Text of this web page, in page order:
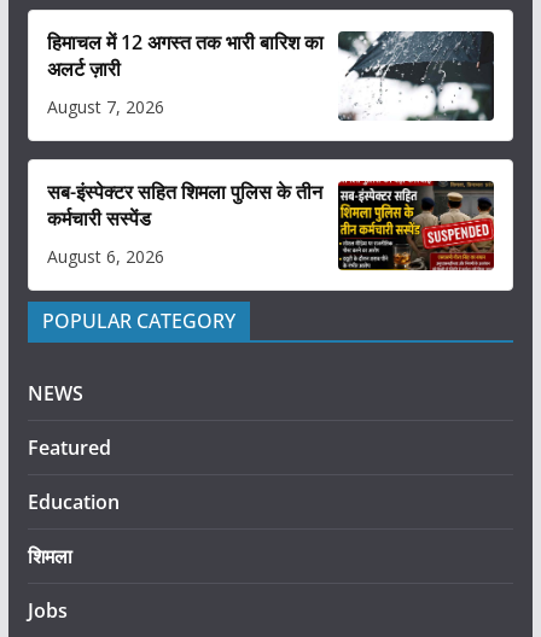
हिमाचल में 12 अगस्त तक भारी बारिश का
अलर्ट ज़ारी
August 7, 2026
सब-इंस्पेक्टर सहित शिमला पुलिस के तीन
कर्मचारी सस्पेंड
August 6, 2026
POPULAR CATEGORY
NEWS
Featured
Education
शिमला
Jobs